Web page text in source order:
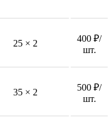
25 × 2
400 ₽/
шт.
35 × 2
500 ₽/
шт.